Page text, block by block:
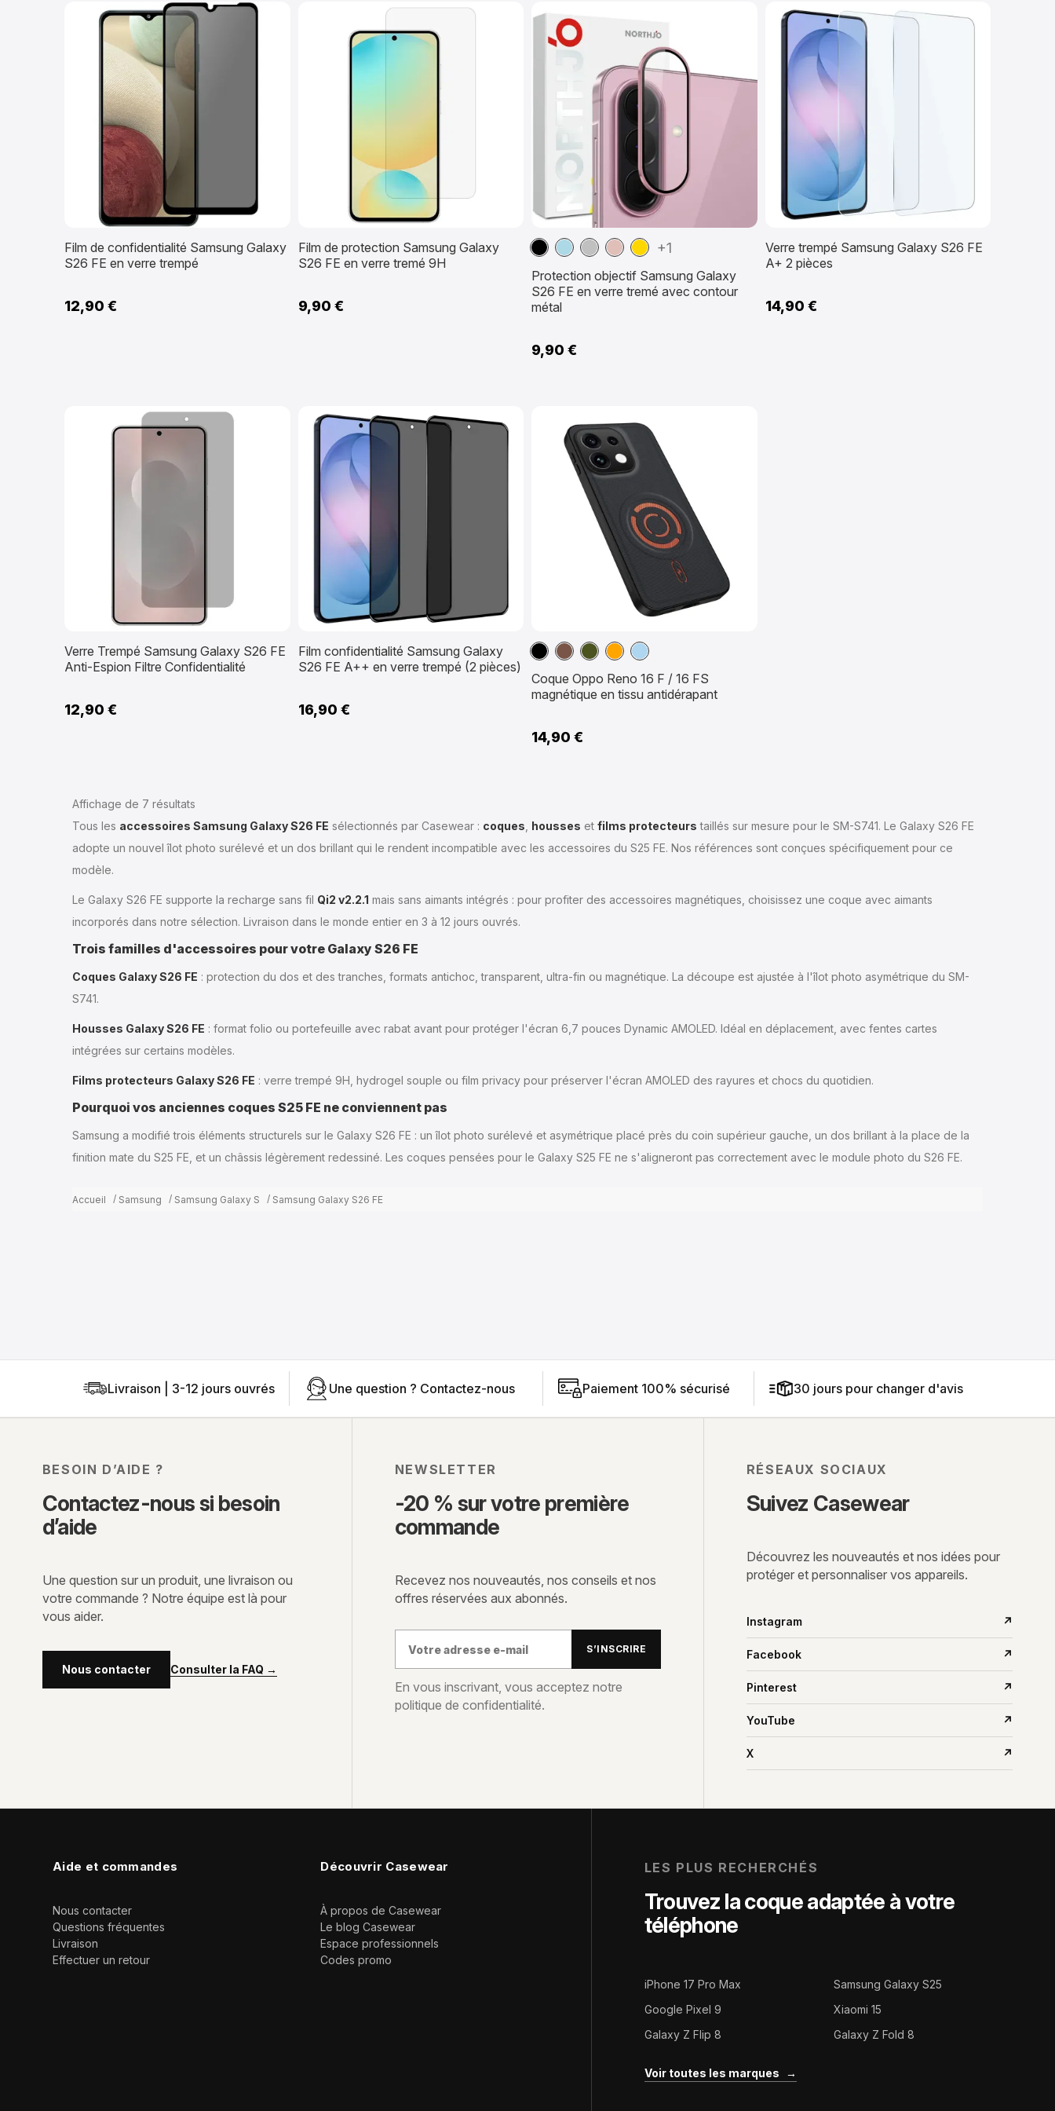
Film de confidentialité Samsung Galaxy
S26 FE en verre trempé
12,90 €
Film de protection Samsung Galaxy
S26 FE en verre tremé 9H
9,90 €
NoirBleuArgent
Or Or +1
Protection objectif Samsung Galaxy
S26 FE en verre tremé avec contour
métal
9,90 €
Verre trempé Samsung Galaxy S26 FE
A+ 2 pièces
14,90 €
Verre Trempé Samsung Galaxy S26 FE
Anti-Espion Filtre Confidentialité
12,90 €
Film confidentialité Samsung Galaxy
S26 FE A++ en verre trempé (2 pièces)
16,90 €
NoirMarron
VertOrange
Baby
Coque Oppo Reno 16 F / 16 FS
magnétique en tissu antidérapant
14,90 €
Affichage de 7 résultats
Tous les accessoires Samsung Galaxy S26 FE sélectionnés par Casewear : coques housses et films protecteurs taillés sur mesure pour le SM-S741. Le Galaxy S26 FE
adopte un nouvel îlot photo surélevé et un dos brillant qui le rendent incompatible avec les accessoires du S25 FE. Nos références sont conçues spécifiquement pour ce
modèle.
Le Galaxy S26 FE supporte la recharge sans fil Qi2 v2.2.1 mais sans aimants intégrés : pour profiter des accessoires magnétiques, choisissez une coque avec aimants
incorporés dans notre sélection. Livraison dans le monde entier en 3 à 12 jours ouvrés.
Trois familles d'accessoires pour votre Galaxy S26 FE
Coques Galaxy S26 FE : protection du dos et des tranches, formats antichoc, transparent, ultra-fin ou magnétique. La découpe est ajustée à l'îlot photo asymétrique du SM-
S741.
Housses Galaxy S26 FE : format folio ou portefeuille avec rabat avant pour protéger l'écran 6,7 pouces Dynamic AMOLED. Idéal en déplacement, avec fentes cartes
intégrées sur certains modèles.
Films protecteurs Galaxy S26 FE : verre trempé 9H, hydrogel souple ou film privacy pour préserver l'écran AMOLED des rayures et chocs du quotidien.
Pourquoi vos anciennes coques S25 FE ne conviennent pas
Samsung a modifié trois éléments structurels sur le Galaxy S26 FE : un îlot photo surélevé et asymétrique placé près du coin supérieur gauche, un dos brillant à la place de la
finition mate du S25 FE, et un châssis légèrement redessiné. Les coques pensées pour le Galaxy S25 FE ne s'aligneront pas correctement avec le module photo du S26 FE.
Accueil Samsung Samsung Galaxy S Samsung Galaxy S26 FE
Livraison | 3-12 jours ouvrés Une question ? Contactez-nous Paiement 100% sécurisé 30 jours pour changer d'avis
BESOIN D’AIDE ?
Contactez-nous si besoin
d’aide
Une question sur un produit, une livraison ou
votre commande ? Notre équipe est là pour
vous aider.
Nous contacter Consulter la FAQ →
NEWSLETTER
-20 % sur votre première
commande
Recevez nos nouveautés, nos conseils et nos
offres réservées aux abonnés.
e-
mail
S’INSCRIRE
En vous inscrivant, vous acceptez notre
politique de confidentialité.
RÉSEAUX SOCIAUX
Suivez Casewear
Découvrez les nouveautés et nos idées pour
protéger et personnaliser vos appareils.
Instagram ↗
Facebook ↗
Pinterest ↗
YouTube ↗
X ↗
Aide et commandes
Nous contacter
Questions fréquentes
Livraison
Effectuer un retour
Découvrir Casewear
À propos de Casewear
Le blog Casewear
Espace professionnels
Codes promo
LES PLUS RECHERCHÉS
Trouvez la coque adaptée à votre
téléphone
iPhone 17 Pro Max
Samsung Galaxy S25
Google Pixel 9
Xiaomi 15
Galaxy Z Flip 8
Galaxy Z Fold 8
Voir toutes les marques →